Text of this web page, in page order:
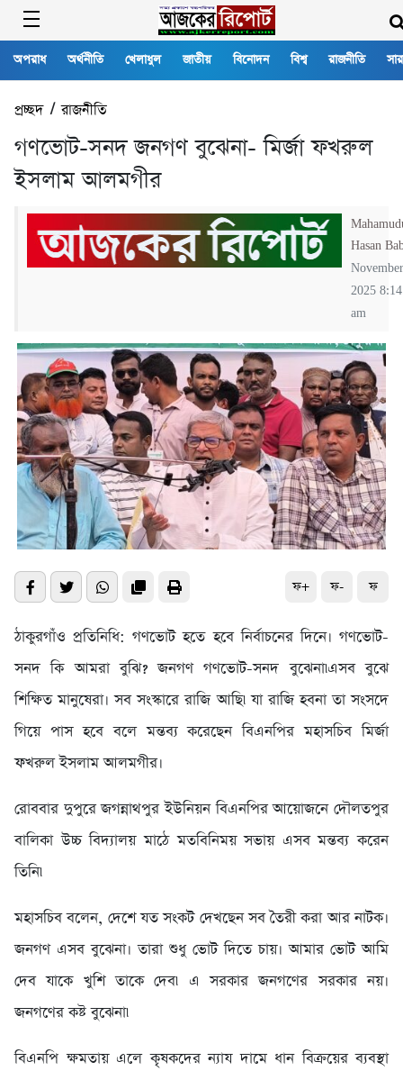
অপরাধ অর্থনীতি খেলাধুল জাতীয় বিনোদন বিশ্ব রাজনীতি
প্রচ্ছদ/রাজনীতি
গণভোট-সনদ জনগণ বুঝেনা- মির্জা ফখরুল
ইসলাম আলমগীর
Hasan
2025 8:14
am
ফ+ ফ- ফ
ঠাকুরগাঁও প্রতিনিধি: গণভোট হতে হবে নির্বাচনের দিনে। গণভোট-
সনদ কি আমরা বুঝি? জনগণ গণভোট-সনদ বুঝেনা৷এসব বুঝে
শিক্ষিত মানুষেরা। সব সংস্কারে রাজি আছি৷ যা রাজি হবনা তা সংসদে
গিয়ে পাস হবে বলে মন্তব্য করেছেন বিএনপির মহাসচিব মির্জা
ফখরুল ইসলাম আলমগীর।
রোববার দুপুরে জগন্নাথপুর ইউনিয়ন বিএনপির আয়োজনে দৌলতপুর
বালিকা উচ্চ বিদ্যালয় মাঠে মতবিনিময় সভায় এসব মন্তব্য করেন
তিনি৷
মহাসচিব বলেন, দেশে যত সংকট দেখছেন সব তৈরী করা আর নাটক।
জনগণ এসব বুঝেনা। তারা শুধু ভোট দিতে চায়। আমার ভোট আমি
দেব যাকে খুশি তাকে দেব৷ এ সরকার জনগণের সরকার নয়।
জনগণের কষ্ট বুঝেনা৷
বিএনপি ক্ষমতায় এলে কৃষকদের ন্যায দামে ধান বিক্রয়ের ব্যবস্থা